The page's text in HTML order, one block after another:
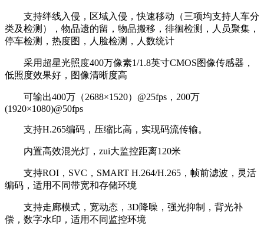
支持绊线入侵，区域入侵，快速移动（三项均支持人车分
类及检测），物品遗的留，物品搬移，徘徊检测，人员聚集，
停车检测，热度图，人脸检测，人数统计
采用超星光照度400万像素1/1.8英寸CMOS图像传感器，
低照度效果好，图像清晰度高
可输出400万（2688×1520）@25fps，200万
(1920×1080)@50fps
支持H.265编码，压缩比高，实现码流传输。
内置高效混光灯，zui大监控距离120米
支持ROI，SVC，SMART H.264/H.265，帧前滤波，灵活
编码，适用不同带宽和存储环境
支持走廊模式，宽动态，3D降噪，强光抑制，背光补
偿，数字水印，适用不同监控环境